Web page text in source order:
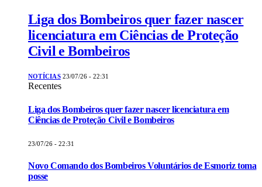
Liga dos Bombeiros quer fazer nascer
licenciatura em Ciências de Proteção
Civil e Bombeiros
NOTÍCIAS 23/07/26 - 22:31
Recentes
Liga dos Bombeiros quer fazer nascer licenciatura em
Ciências de Proteção Civil e Bombeiros
23/07/26 - 22:31
Novo Comando dos Bombeiros Voluntários de Esmoriz toma
posse